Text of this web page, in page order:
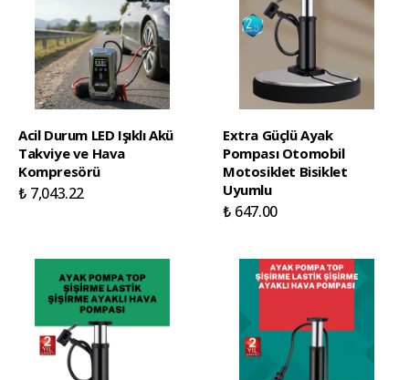
Acil Durum LED Işıklı Akü
Takviye ve Hava
Kompresörü
₺ 7,043.22
Extra Güçlü Ayak
Pompası Otomobil
Motosiklet Bisiklet
Uyumlu
₺ 647.00